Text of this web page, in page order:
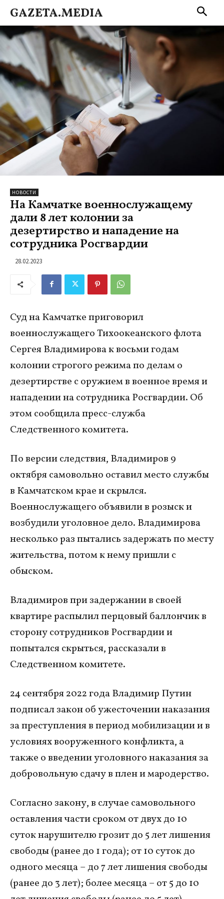
GAZETA.MEDIA
НОВОСТИ
На Камчатке военнослужащему
дали 8 лет колонии за
дезертирство и нападение на
сотрудника Росгвардии
28.02.2023
Суд на Камчатке приговорил
военнослужащего Тихоокеанского флота
Сергея Владимирова к восьми годам
колонии строгого режима по делам о
дезертирстве с оружием в военное время и
нападении на сотрудника Росгвардии. Об
этом сообщила пресс-служба
Следственного комитета.
По версии следствия, Владимиров 9
октября самовольно оставил место службы
в Камчатском крае и скрылся.
Военнослужащего объявили в розыск и
возбудили уголовное дело. Владимирова
несколько раз пытались задержать по месту
жительства, потом к нему пришли с
обыском.
Владимиров при задержании в своей
квартире распылил перцовый баллончик в
сторону сотрудников Росгвардии и
попытался скрыться, рассказали в
Следственном комитете.
24 сентября 2022 года Владимир Путин
подписал закон об ужесточении наказания
за преступления в период мобилизации и в
условиях вооруженного конфликта, а
также о введении уголовного наказания за
добровольную сдачу в плен и мародерство.
Согласно закону, в случае самовольного
оставления части сроком от двух до 10
суток нарушителю грозит до 5 лет лишения
свободы (ранее до 1 года); от 10 суток до
одного месяца – до 7 лет лишения свободы
(ранее до 3 лет); более месяца – от 5 до 10